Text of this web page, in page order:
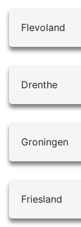
Flevoland
Drenthe
Groningen
Friesland